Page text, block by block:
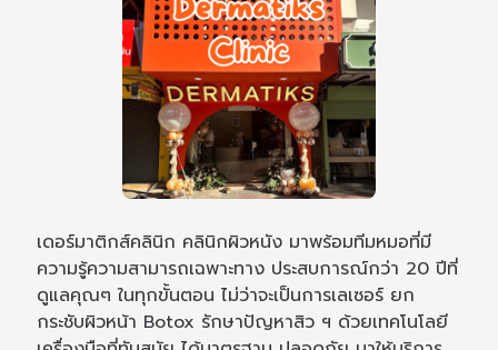
เดอร์มาติกส์คลินิก คลินิกผิวหนัง มาพร้อมทีมหมอที่มี
ความรู้ความสามารถเฉพาะทาง ประสบการณ์กว่า 20 ปีที่
ดูแลคุณๆ ในทุกขั้นตอน ไม่ว่าจะเป็นการเลเซอร์ ยก
กระชับผิวหน้า Botox รักษาปัญหาสิว ฯ ด้วยเทคโนโลยี